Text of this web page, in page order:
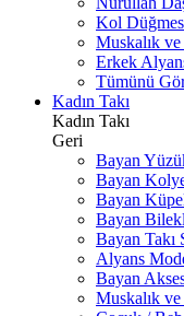
Kol
Muskalık ve
Erkek
Tümünü
Kadın Takı
Kadın Takı
Geri
Bayan
Bayan
Bayan
Bayan
Bayan Takı
Alyans
Bayan
Muskalık ve